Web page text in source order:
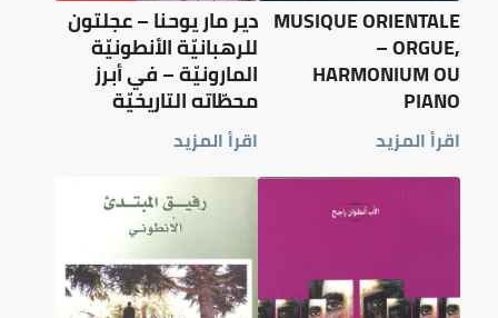
MUSIQUE ORIENTALE
– ORGUE,
HARMONIUM OU
PIANO
اقرأ المزيد
دير مار يوحنا – عجلتون
للرهبانيّة الأنطونيّة
المارونيّة – في أبرز
محطّاته التاريخيّة
اقرأ المزيد